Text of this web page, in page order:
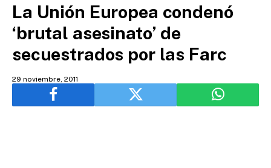
La Unión Europea condenó
‘brutal asesinato’ de
secuestrados por las Farc
29 noviembre, 2011